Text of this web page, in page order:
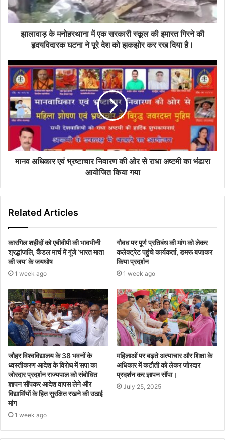
a
d
s
झालावाड़ के मनोहरथाना में एक सरकारी स्कूल की इमारत गिरने की
हृदयविदारक घटना ने पूरे देश को झकझोर कर रख दिया है।
मानव अधिकार एवं भ्रष्टाचार निवारण की ओर से राधा अष्टमी का भंडारा
आयोजित किया गया
Related Articles
कारगिल शहीदों को एबीवीपी की भावभीनी
श्रद्धांजलि, कैंडल मार्च में गूंजे ‘भारत माता
की जय’ के जयघोष
1 week ago
गौवध पर पूर्ण प्रतिबंध की मांग को लेकर
कलेक्ट्रेट पहुंचे कार्यकर्ता, डमरू बजाकर
किया प्रदर्शन
1 week ago
जौहर विश्वविद्यालय के 38 भवनों के
ध्वस्तीकरण आदेश के विरोध में सपा का
जोरदार प्रदर्शन राज्यपाल को संबोधित
ज्ञापन सौंपकर आदेश वापस लेने और
विद्यार्थियों के हित सुरक्षित रखने की उठाई
मांग
1 week ago
महिलाओं पर बढ़ते अत्याचार और शिक्षा के
अधिकार में कटौती को लेकर जोरदार
प्रदर्शन कर ज्ञापन सौंपा।
July 25, 2025